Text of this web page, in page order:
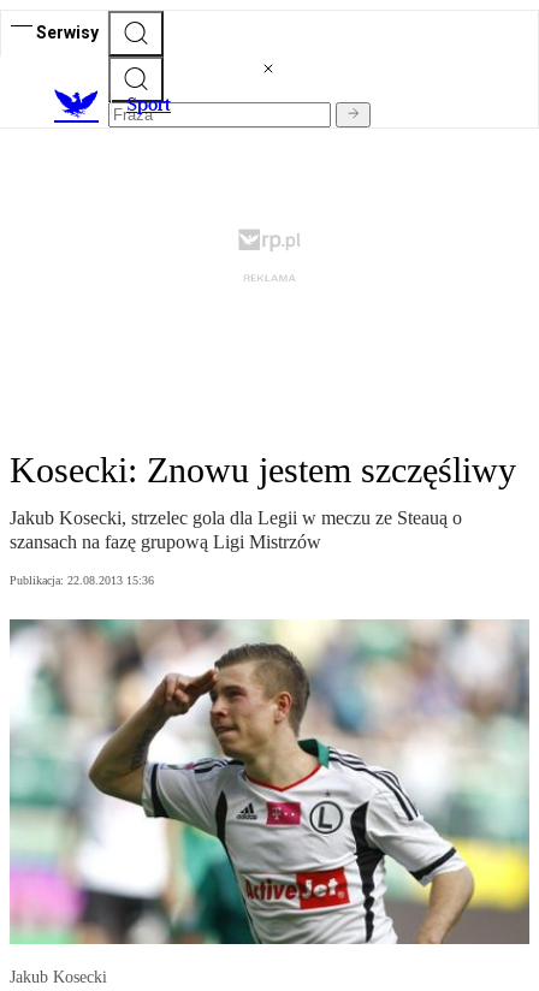
Serwisy
Sport
Kosecki: Znowu jestem szczęśliwy
Jakub Kosecki, strzelec gola dla Legii w meczu ze Steauą o
szansach na fazę grupową Ligi Mistrzów
Publikacja: 22.08.2013 15:36
Jakub Kosecki